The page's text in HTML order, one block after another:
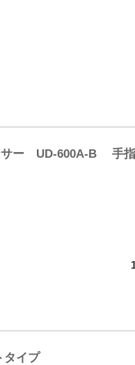
ー UD-600A-B 手指
イプ